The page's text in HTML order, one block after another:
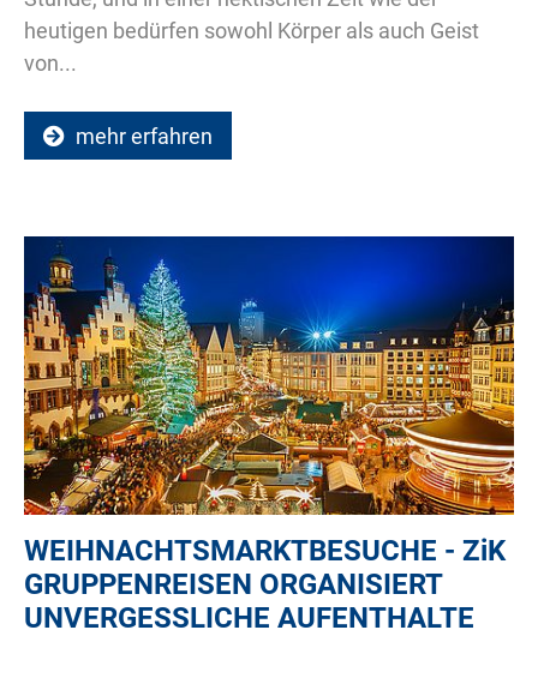
heutigen bedürfen sowohl Körper als auch Geist
von...
mehr erfahren
WEIHNACHTSMARKTBESUCHE - ZiK
GRUPPENREISEN ORGANISIERT
UNVERGESSLICHE AUFENTHALTE